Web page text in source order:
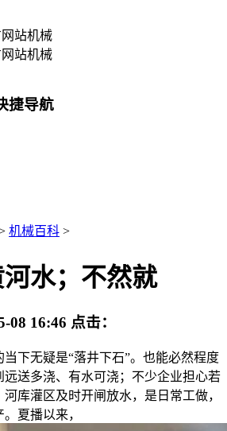
捷导航
机械百科 >
水；不然就
08 16:46 点击：
无疑是“落井下石”。也能必然程度
远送多浇、有水可浇；不少企业担心若
库灌区及时开闸放水，是日常工做，
夏播以来，